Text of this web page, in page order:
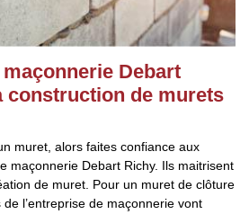
maçonnerie Debart
construction de murets
muret, alors faites confiance aux
maçonnerie Debart Richy. Ils maitrisent
de muret. Pour un muret de clôture
l’entreprise de maçonnerie vont